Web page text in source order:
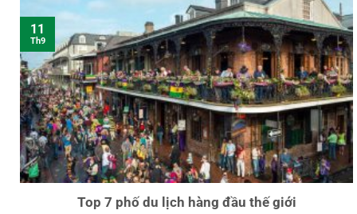
Top 7 phố du lịch hàng đầu thế giới
11
Th9